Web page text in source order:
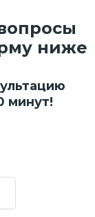
ниже
минут!